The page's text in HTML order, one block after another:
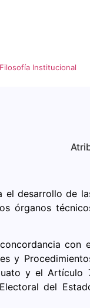
Filosofía Institucional
el desarrollo de
órganos
con
y
y el Artículo
del